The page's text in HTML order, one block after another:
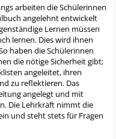
arbeiten die Schülerinnen
angelehnt entwickelt
Lernen müssen
lernen. Dies wird ihnen
haben die Schülerinnen
die nötige Sicherheit gibt;
angeleitet, ihren
zu reflektieren. Das
angelegt und mit
Die Lehrkraft nimmt die
und steht stets für Fragen